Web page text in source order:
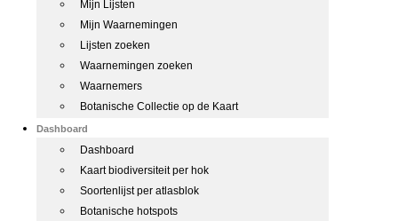
Mijn Lijsten
Mijn Waarnemingen
Lijsten zoeken
Waarnemingen zoeken
Waarnemers
Botanische Collectie op de Kaart
Dashboard
Dashboard
Kaart biodiversiteit per hok
Soortenlijst per atlasblok
Botanische hotspots